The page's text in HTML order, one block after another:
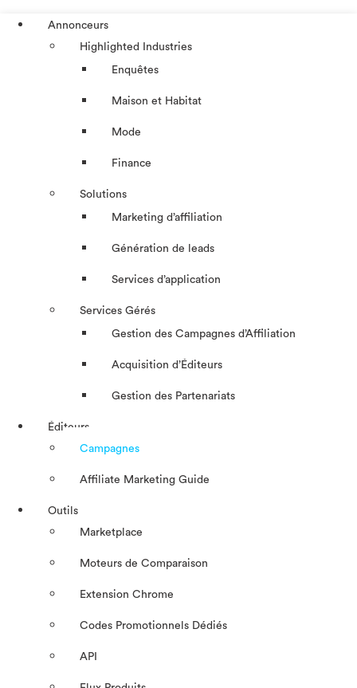
Annonceurs
Highlighted Industries
Enquêtes
Maison et Habitat
Mode
Finance
Solutions
Marketing d’affiliation
Génération de leads
Services d’application
Services Gérés
Gestion des Campagnes d’Affiliation​
Acquisition d’Éditeurs
Gestion des Partenariats
Éditeurs
Campagnes
Affiliate Marketing Guide
Outils
Marketplace
Moteurs de Comparaison
Extension Chrome
Codes Promotionnels Dédiés
API